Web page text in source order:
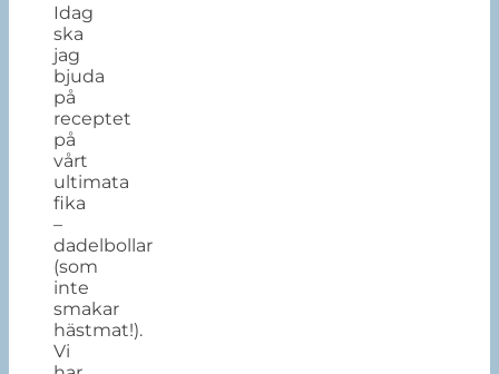
Idag
ska
jag
bjuda
på
receptet
på
vårt
ultimata
fika
–
dadelbollar
(som
inte
smakar
hästmat!).
Vi